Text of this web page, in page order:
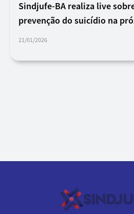
Sindjufe-BA realiza live
prevenção do suicídio na
21/01/2026